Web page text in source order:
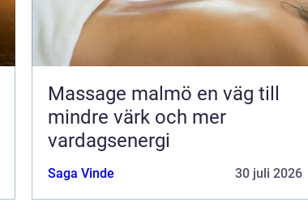
Massage malmö en väg till
mindre värk och mer
vardagsenergi
Saga Vinde 30 juli 2026